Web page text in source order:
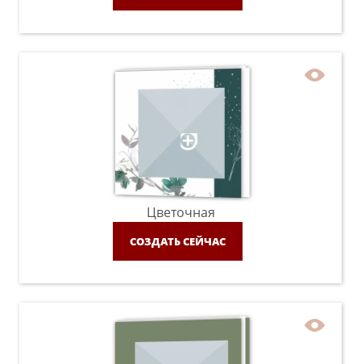
Цветочная
СОЗДАТЬ СЕЙЧАС